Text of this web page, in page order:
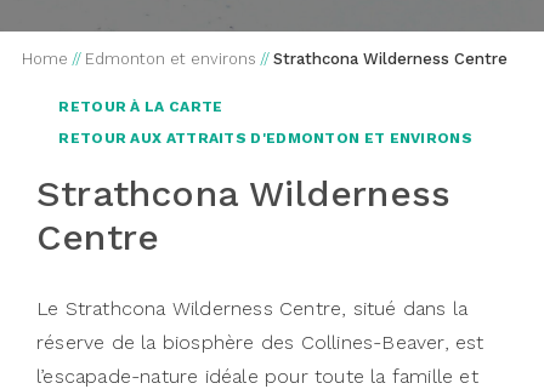
Home // Edmonton et environs // Strathcona Wilderness Centre
RETOUR À LA CARTE
RETOUR AUX ATTRAITS D'EDMONTON ET ENVIRONS
Strathcona Wilderness
Centre
Le Strathcona Wilderness Centre, situé dans la
réserve de la biosphère des Collines-Beaver, est
l’escapade-nature idéale pour toute la famille et